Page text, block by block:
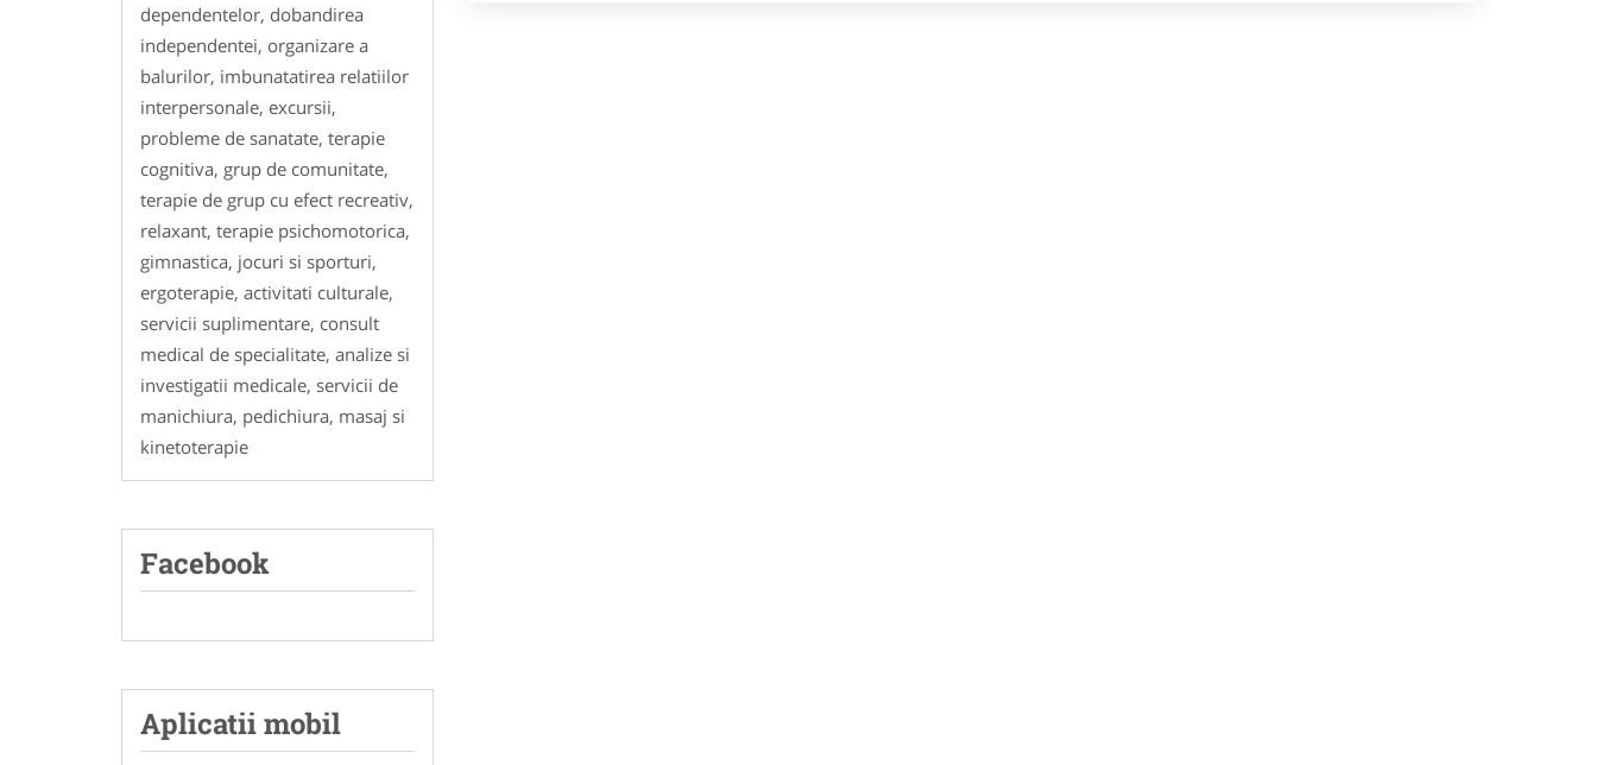
dependentelor, dobandirea
independentei, organizare a
balurilor, imbunatatirea relatiilor
interpersonale, excursii,
probleme de sanatate, terapie
cognitiva, grup de comunitate,
terapie de grup cu efect recreativ,
relaxant, terapie psichomotorica,
gimnastica, jocuri si sporturi,
ergoterapie, activitati culturale,
servicii suplimentare, consult
medical de specialitate, analize si
investigatii medicale, servicii de
manichiura, pedichiura, masaj si
kinetoterapie
Facebook
Aplicatii mobil